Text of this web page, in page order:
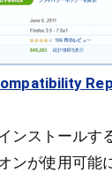
ンストール
ンが使用可能